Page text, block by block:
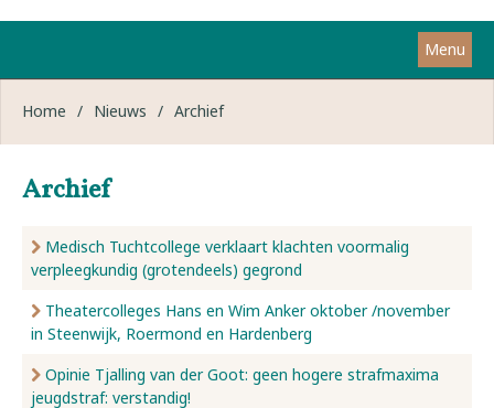
Menu
Home
Strafzaken
Werkwijze
Nieuws
Over ons
Home / Nieuws / Archief
Archief
Medisch Tuchtcollege verklaart klachten voormalig
verpleegkundig (grotendeels) gegrond
Theatercolleges Hans en Wim Anker oktober /november
in Steenwijk, Roermond en Hardenberg
Opinie Tjalling van der Goot: geen hogere strafmaxima
jeugdstraf: verstandig!